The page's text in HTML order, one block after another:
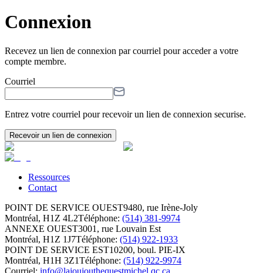
Connexion
Recevez un lien de connexion par courriel pour acceder a votre
compte membre.
Courriel
Entrez votre courriel pour recevoir un lien de connexion securise.
Recevoir un lien de connexion
Ressources
Contact
POINT DE SERVICE OUEST9480, rue Irène-Joly
Montréal, H1Z 4L2Téléphone: (514) 381-9974
ANNEXE OUEST3001, rue Louvain Est
Montréal, H1Z 1J7Téléphone: (514) 922-1933
POINT DE SERVICE EST10200, boul. PIE-IX
Montréal, H1H 3Z1Téléphone: (514) 922-9974
Courriel: info@lajoujouthequestmichel.qc.ca